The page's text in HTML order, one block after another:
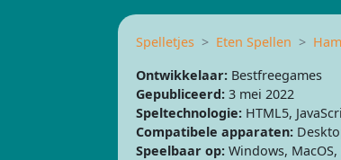
Spelletjes Eten Spellen
Ontwikkelaar:Bestfreegames
Gepubliceerd:3 mei 2022
Speltechnologie:HTML5,
Compatibele apparaten:
Speelbaar op:Windows,